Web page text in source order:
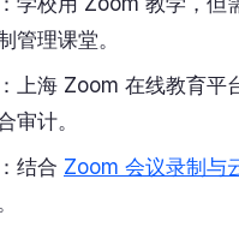
管理课堂。
上海 Zoom 在线教育平
审计。
：结合 Zoom 会议录制与